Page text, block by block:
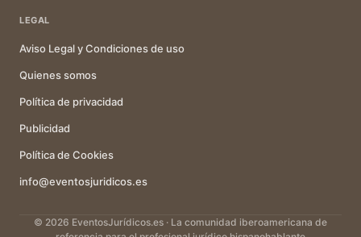
LEGAL
Aviso Legal y Condiciones de uso
Quienes somos
Política de privacidad
Publicidad
Política de Cookies
info@eventosjuridicos.es
© 2026 EventosJurídicos.es · La comunidad iberoamericana de